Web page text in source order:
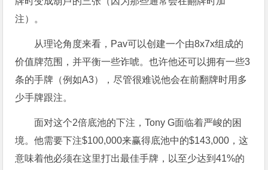
注）。
从理论角度来看，Pav可以创建一个由8x7x组成的
价值牌范围，并平衡一些诈唬。也许他还可以拥有一些3
条的手牌（例如A3），尽管很难说他会在前翻牌时用多
少手牌跟注。
面对这个2倍底池的下注，Tony G面临着严峻的困
境。他需要下注$100,000来赢得底池中的$143,000，这
意味着他必须在这里打出最佳手牌，以至少达到41%的